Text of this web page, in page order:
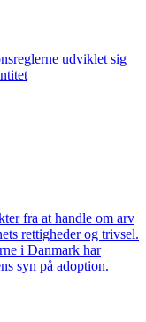
udviklet sig
fra at handle om arv
rettigheder og trivsel.
i Danmark har
syn på adoption.